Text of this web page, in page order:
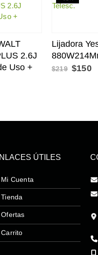
2.6J
Uso +
Lijadora
$219 $150
ÚTILES
Mi Cuenta
Tienda
Ofertas
Carrito